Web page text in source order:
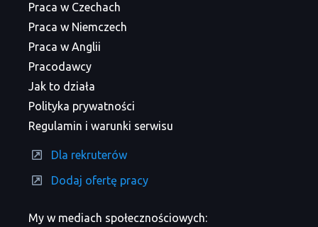
My w mediach społecznościowych:
Praca w Czechach
Praca w Niemczech
Praca w Anglii
Pracodawcy
Jak to działa
Polityka prywatności
Regulamin i warunki serwisu
Dla rekruterów
Dodaj ofertę pracy